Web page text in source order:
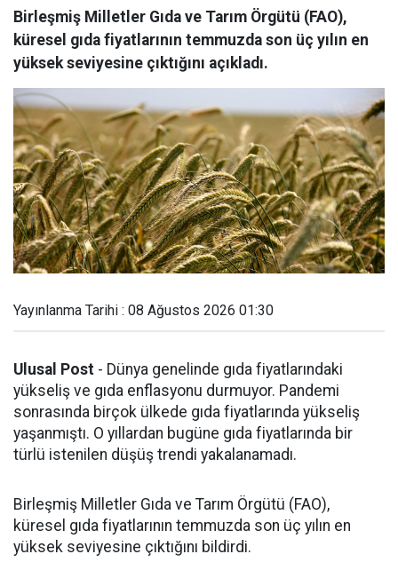
Birleşmiş Milletler Gıda ve Tarım Örgütü (FAO),
küresel gıda fiyatlarının temmuzda son üç yılın en
yüksek seviyesine çıktığını açıkladı.
Yayınlanma Tarihi : 08 Ağustos 2026 01:30
Ulusal Post - Dünya genelinde gıda fiyatlarındaki
yükseliş ve gıda enflasyonu durmuyor. Pandemi
sonrasında birçok ülkede gıda fiyatlarında yükseliş
yaşanmıştı. O yıllardan bugüne gıda fiyatlarında bir
türlü istenilen düşüş trendi yakalanamadı.
Birleşmiş Milletler Gıda ve Tarım Örgütü (FAO),
küresel gıda fiyatlarının temmuzda son üç yılın en
yüksek seviyesine çıktığını bildirdi.